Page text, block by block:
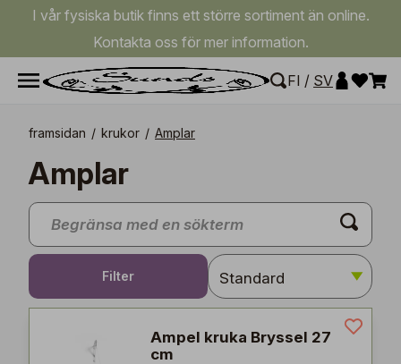
I vår fysiska butik finns ett större sortiment än online.
Kontakta oss för mer information.
FI / SV
framsidan / krukor / Amplar
Amplar
Filter
Ampel kruka Bryssel 27
cm